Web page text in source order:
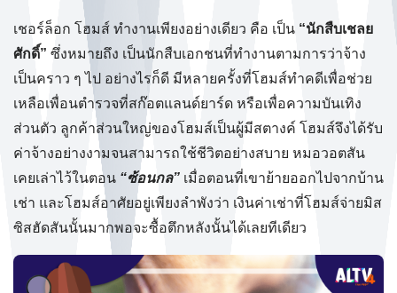
เชอร์ล็อก โฮมส์ ทำงานเพียงอย่างเดียว คือ เป็น “นักสืบเชลย
ศักดิ์” ซึ่งหมายถึง เป็นนักสืบเอกชนที่ทำงานตามการว่าจ้าง
เป็นคราว ๆ ไป อย่างไรก็ดี มีหลายครั้งที่โฮมส์ทำคดีเพื่อช่วย
เหลือเพื่อนตำรวจที่สก๊อตแลนด์ยาร์ด หรือเพื่อความบันเทิง
ส่วนตัว ลูกค้าส่วนใหญ่ของโฮมส์เป็นผู้มีสตางค์ โฮมส์จึงได้รับ
ค่าจ้างอย่างงามจนสามารถใช้ชีวิตอย่างสบาย หมอวอตสัน
เคยเล่าไว้ในตอน “ซ้อนกล” เมื่อตอนที่เขาย้ายออกไปจากบ้าน
เช่า และโฮมส์อาศัยอยู่เพียงลำพังว่า เงินค่าเช่าที่โฮมส์จ่ายมิส
ซิสฮัดสันนั้นมากพอจะซื้อตึกหลังนั้นได้เลยทีเดียว